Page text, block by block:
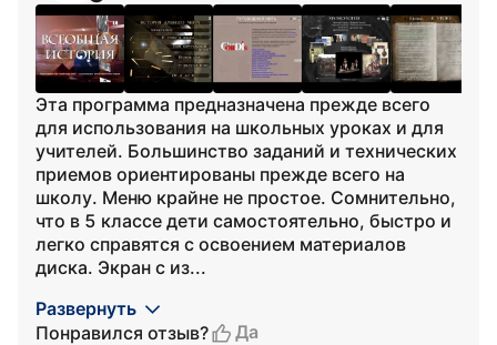
Эта программа предназначена прежде всего
для использования на школьных уроках и для
учителей. Большинство заданий и технических
приемов ориентированы прежде всего на
школу. Меню крайне не простое. Сомнительно,
что в 5 классе дети самостоятельно, быстро и
легко справятся с освоением материалов
диска. Экран с из...
Развернуть
Понравился отзыв?
Да